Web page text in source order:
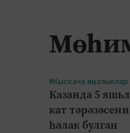
#Кыскача яңалыклар
Казанда 5
кат
һәлак булган